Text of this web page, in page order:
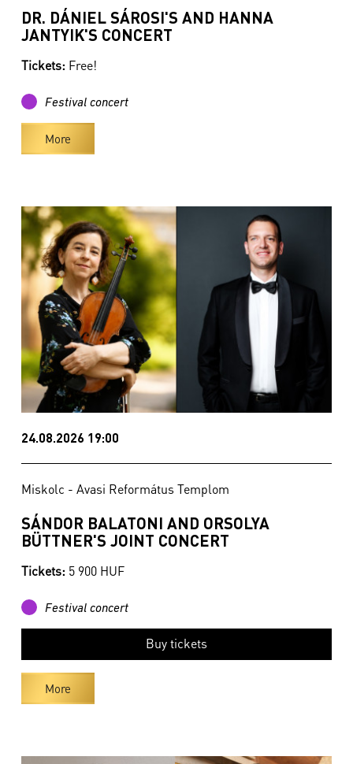
DR. DÁNIEL SÁROSI'S AND HANNA
JANTYIK'S CONCERT
Tickets: Free!
Festival concert
More
24.08.2026 19:00
Miskolc - Avasi Református Templom
SÁNDOR BALATONI AND ORSOLYA
BÜTTNER'S JOINT CONCERT
Tickets: 5 900 HUF
Festival concert
Buy tickets
More